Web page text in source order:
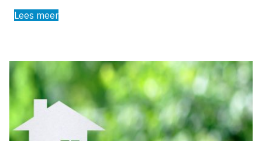
Lees meer